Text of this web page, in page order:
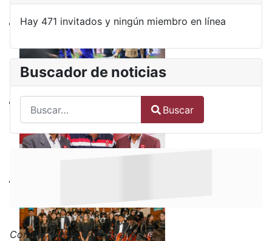
Hay 471 invitados y ningún miembro en línea
Buscador de noticias
Type 2 or more characters for results.
Buscar
Comparte esto con tus amigos: